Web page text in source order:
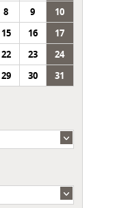
8 9
10
15 16
17
22 23
24
29 30 31